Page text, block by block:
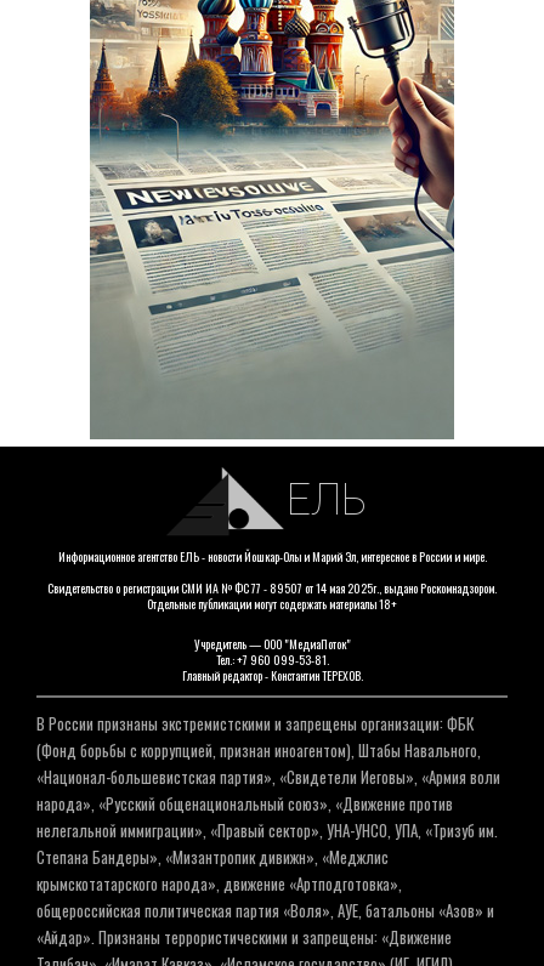
ЕЛЬ
Информационное агентство ЕЛЬ - новости Йошкар-Олы и Марий Эл, интересное в России и мире.
Свидетельство о регистрации СМИ ИА № ФС 77 - 89507 от 14 мая 2025г., выдано Роскомнадзором.
Отдельные публикации могут содержать материалы 18+
Учредитель — ООО "МедиаПоток"
Тел.: +7 960 099-53-81.
Главный редактор - Константин ТЕРЕХОВ.
В России признаны экстремистскими и запрещены организации: ФБК
(Фонд борьбы с коррупцией, признан иноагентом), Штабы Навального,
«Национал-большевистская партия», «Свидетели Иеговы», «Армия воли
народа», «Русский общенациональный союз», «Движение против
нелегальной иммиграции», «Правый сектор», УНА-УНСО, УПА, «Тризуб им.
Степана Бандеры», «Мизантропик дивижн», «Меджлис
крымскотатарского народа», движение «Артподготовка»,
общероссийская политическая партия «Воля», АУЕ, батальоны «Азов» и
«Айдар». Признаны террористическими и запрещены: «Движение